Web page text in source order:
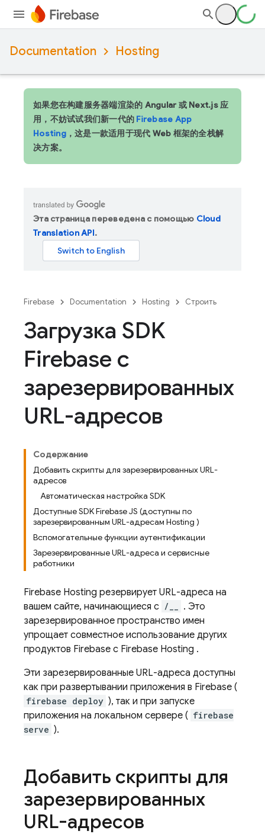
Documentation Hosting
如果您在构建服务器端渲染的 Angular 或 Next.js 应
用，不妨试试我们新一代的 Firebase App
Hosting，这是一款适用于现代 Web 框架的全栈解
决方案。
Эта страница переведена с помощью Cloud
Translation API.
Firebase Documentation Hosting Строить
Загрузка SDK
Firebase с
зарезервированных
URL-адресов
Содержание
Добавить скрипты для зарезервированных URL-
адресов
Автоматическая настройка SDK
Доступные SDK Firebase JS (доступны по
зарезервированным URL-адресам Hosting )
Вспомогательные функции аутентификации
Зарезервированные URL-адреса и сервисные
работники
Firebase Hosting резервирует URL-адреса на
вашем сайте, начинающиеся с /__
. Это
зарезервированное пространство имен
упрощает совместное использование других
продуктов Firebase с Firebase Hosting .
Эти зарезервированные URL-адреса доступны
как при развертывании приложения в Firebase (
firebase deploy ), так и при запуске
приложения на локальном сервере ( firebase
serve ).
Добавить скрипты для
зарезервированных
URL-адресов